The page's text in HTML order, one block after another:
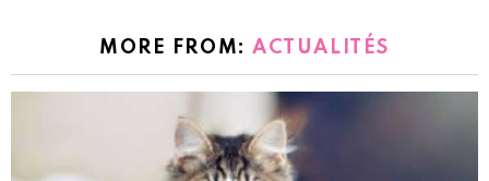
MORE FROM:ACTUALITÉS